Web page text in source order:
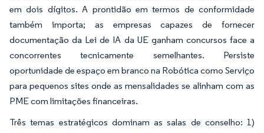
em dois dígitos. A prontidão em termos de conformidade
também importa; as empresas capazes de fornecer
documentação da Lei de IA da UE ganham concursos face a
concorrentes tecnicamente semelhantes. Persiste
oportunidade de espaço em branco na Robótica como Serviço
para pequenos sites onde as mensalidades se alinham com as
PME com limitações financeiras.
Três temas estratégicos dominam as salas de conselho: 1)